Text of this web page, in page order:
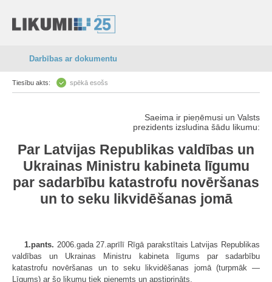
Darbības ar dokumentu
Tiesību akts: spēkā esošs
Saeima ir pieņēmusi un Valsts
prezidents izsludina šādu likumu:
Par Latvijas Republikas valdības un
Ukrainas Ministru kabineta līgumu
par sadarbību katastrofu novēršanas
un to seku likvidēšanas jomā
1.pants. 2006.gada 27.aprīlī Rīgā parakstītais Latvijas Republikas
valdības un Ukrainas Ministru kabineta līgums par sadarbību
katastrofu novēršanas un to seku likvidēšanas jomā (turpmāk —
Līgums) ar šo likumu tiek pieņemts un apstiprināts.